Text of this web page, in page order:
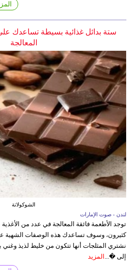
ستة بدائل غذائية بسيطة تساعدك
المعالجة
الشوكولاتة
لندن - صوت الإمارات
توجد الأطعمة فائقة المعالجة في عدد من
كثيرون، وسوف تساعدك هذه الوصفات الشهية
نشتري المثلجات أنها تتكون من خليط لذيذ وغني
إلى �... المزيد